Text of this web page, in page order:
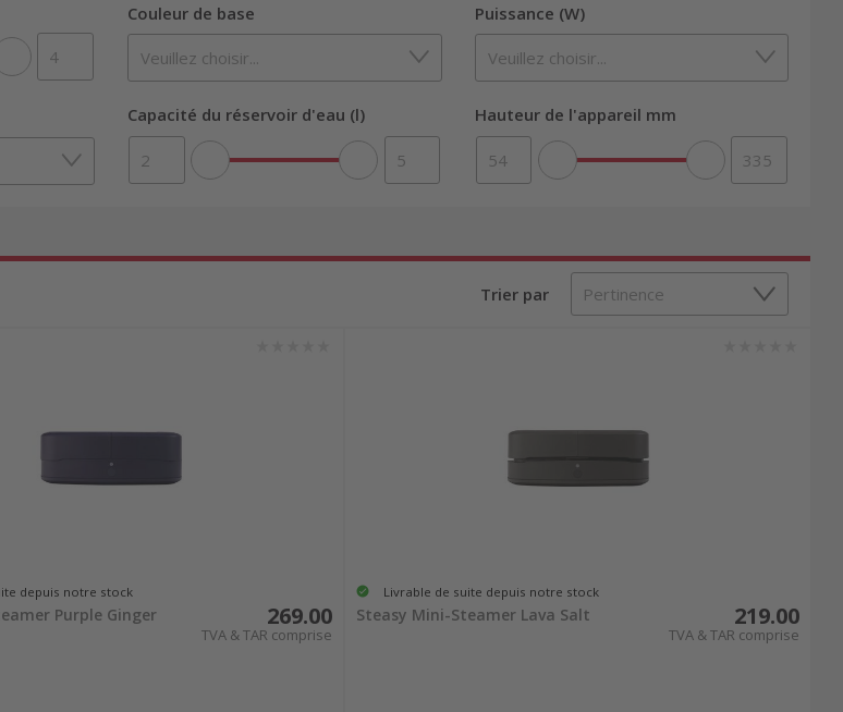
Couleur de base Puissance (W)
Capacité du réservoir d'eau (l) Hauteur de l'appareil mm
Trier par
depuis notre stock
Purple Ginger 269.00
TVA & TAR comprise
Livrable de suite depuis notre stock
Steasy Mini-Steamer Lava Salt 219.00
TVA & TAR comprise